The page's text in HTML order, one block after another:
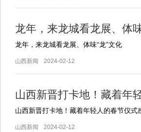
龙年，来龙城看龙展、体
龙年，来龙城看龙展、体味“龙”文化
山西新闻 2024-02-12
山西新晋打卡地！藏着年
山西新晋打卡地！藏着年轻人的春节仪式
山西新闻 2024-02-12